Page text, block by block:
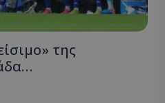
της